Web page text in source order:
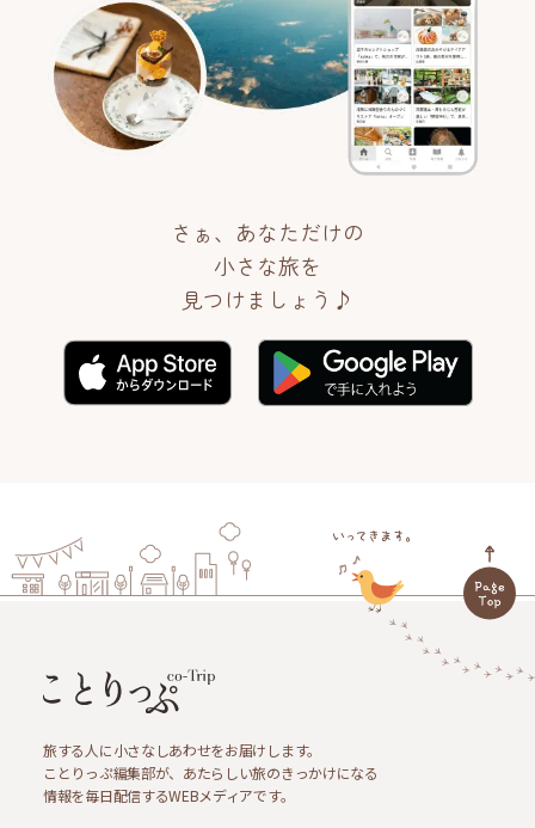
さぁ、あなただけの
小さな旅を
見つけましょう♪
旅する人に小さなしあわせをお届けします。
ことりっぷ編集部が、あたらしい旅のきっかけになる
情報を毎日配信するWEBメディアです。